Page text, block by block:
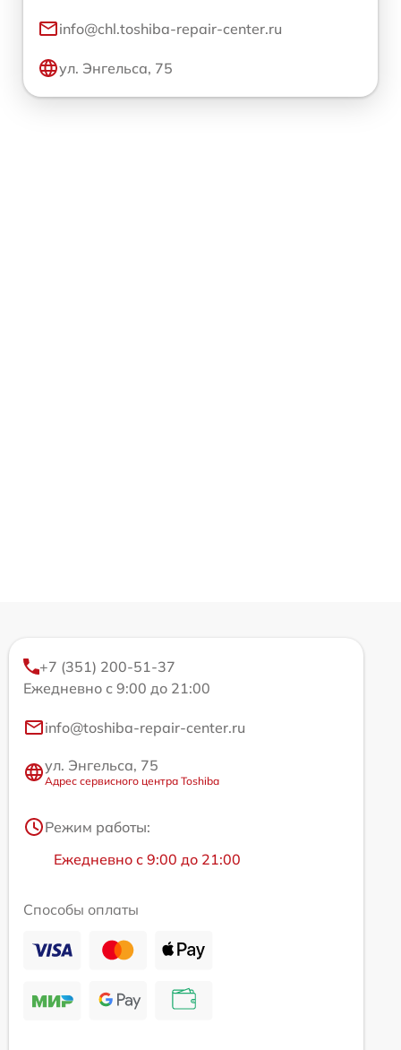
info@chl.toshiba-repair-center.ru
ул. Энгельса, 75
+7 (351) 200-51-37
Ежедневно с 9:00 до 21:00
info@toshiba-repair-center.ru
ул. Энгельса, 75
Адрес сервисного центра Toshiba
Режим работы:
Ежедневно с 9:00 до 21:00
Способы оплаты